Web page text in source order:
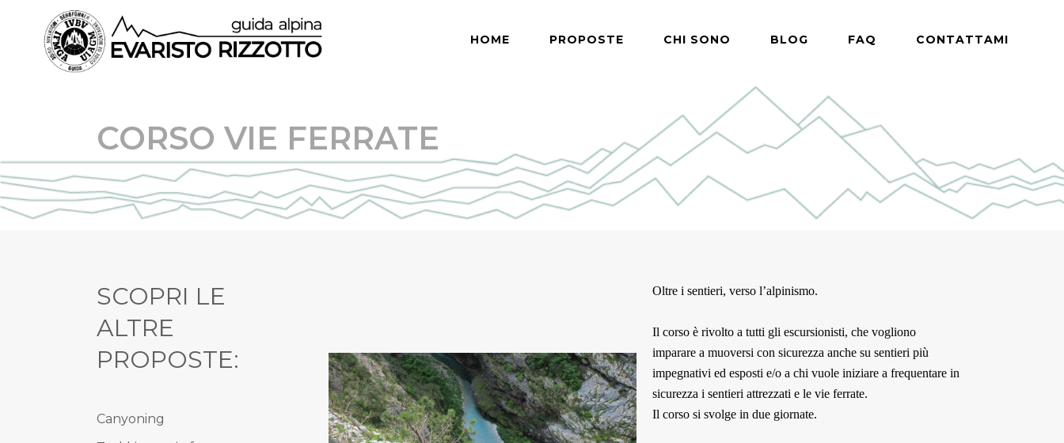
HOME PROPOSTE CHI SONO BLOG FAQ CONTATTAMI
CORSO VIE FERRATE
SCOPRI LE
ALTRE
PROPOSTE:
Canyoning
Oltre i sentieri, verso l’alpinismo.
Il corso è rivolto a tutti gli escursionisti, che vogliono
imparare a muoversi con sicurezza anche su sentieri più
impegnativi ed esposti e/o a chi vuole iniziare a frequentare in
sicurezza i sentieri attrezzati e le vie ferrate.
Il corso si svolge in due giornate.